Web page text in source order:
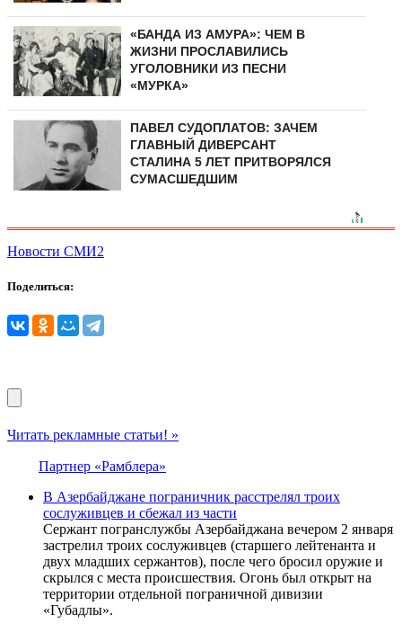
«БАНДА ИЗ АМУРА»: ЧЕМ В
ЖИЗНИ ПРОСЛАВИЛИСЬ
УГОЛОВНИКИ ИЗ ПЕСНИ
«МУРКА»
ПАВЕЛ СУДОПЛАТОВ: ЗАЧЕМ
ГЛАВНЫЙ ДИВЕРСАНТ
СТАЛИНА 5 ЛЕТ ПРИТВОРЯЛСЯ
СУМАСШЕДШИМ
Новости СМИ2
Поделиться:
Читать рекламные статьи! »
Партнер «Рамблера»
В Азербайджане пограничник расстрелял троих
сослуживцев и сбежал из части
Сержант погранслужбы Азербайджана вечером 2 января
застрелил троих сослуживцев (старшего лейтенанта и
двух младших сержантов), после чего бросил оружие и
скрылся с места происшествия. Огонь был открыт на
территории отдельной пограничной дивизии
«Губадлы».